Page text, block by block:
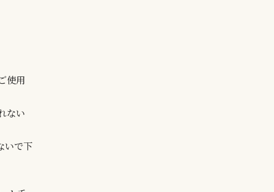
使用
ない
いで下